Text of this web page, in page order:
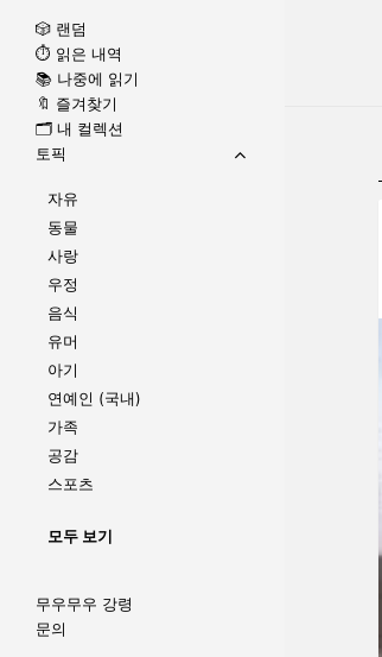
🎲 랜덤
⏱ 읽은 내역
📚 나중에 읽기
🔖 즐겨찾기
🗂 내 컬렉션
토픽
자유
동물
사랑
우정
음식
유머
아기
연예인 (국내)
가족
공감
스포츠
모두 보기
무우무우 강령
문의